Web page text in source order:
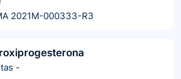
2021M-000333-R3
-